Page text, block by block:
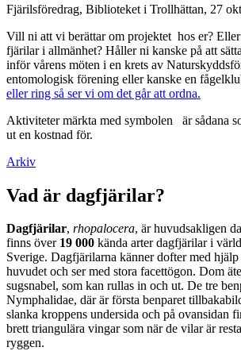
Fjärilsföredrag, Biblioteket i Trollhättan, 27
Vill ni att vi berättar om projektet hos er?
fjärilar i allmänhet? Håller ni kanske på att
inför vårens möten i en krets av
entomologisk förening eller kanske en
eller ring så ser vi om det går att ordna.
Aktiviteter märkta med symbolen
är sådana
ut en kostnad för.
Arkiv
Vad är dagfjärilar?
Dagfjärilar, rhopalocera, är huvudsakligen
finns över 19 000 kända arter dagfjärilar i
Sverige. Dagfjärilarna känner dofter med hjälp
huvudet och ser med stora facettögon. Dom
sugsnabel, som kan rullas in och ut. De tre
Nymphalidae, där är första benparet
slanka kroppens undersida och på ovansidan
brett triangulära vingar som när de vilar är
ryggen.